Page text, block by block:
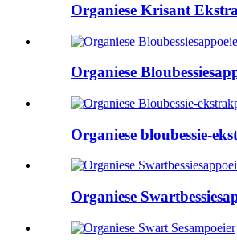
Organiese Krisant
Organiese
Organiese bloubessie-
Organiese